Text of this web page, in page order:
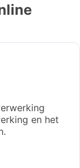
en het